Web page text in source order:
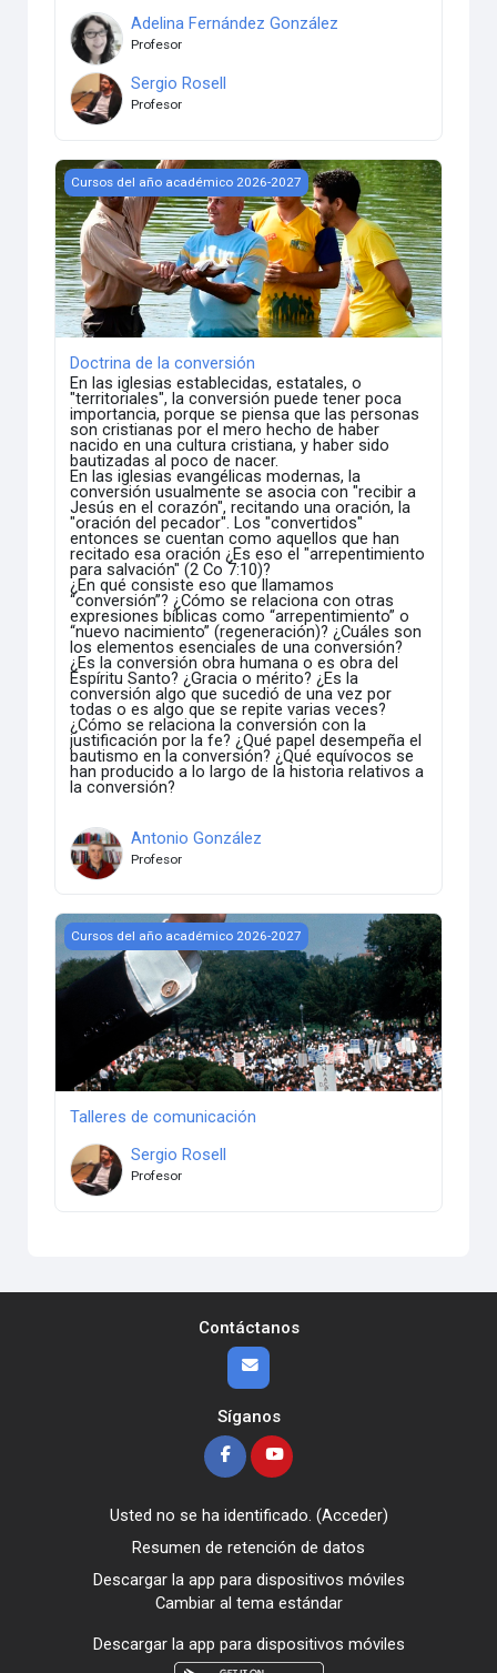
Adelina Fernández González
Profesor
Sergio Rosell
Profesor
Doctrina de la conversión
Cursos del año académico 2026-2027
Doctrina de la conversión
En las iglesias establecidas, estatales, o
"territoriales", la conversión puede tener poca
importancia, porque se piensa que las personas
son cristianas por el mero hecho de haber
nacido en una cultura cristiana, y haber sido
bautizadas al poco de nacer.
En las iglesias evangélicas modernas, la
conversión usualmente se asocia con "recibir a
Jesús en el corazón", recitando una oración, la
"oración del pecador". Los "convertidos"
entonces se cuentan como aquellos que han
recitado esa oración ¿Es eso el "arrepentimiento
para salvación" (2 Co 7:10)?
¿En qué consiste eso que llamamos
“conversión”? ¿Cómo se relaciona con otras
expresiones bíblicas como “arrepentimiento” o
“nuevo nacimiento” (regeneración)? ¿Cuáles son
los elementos esenciales de una conversión?
¿Es la conversión obra humana o es obra del
Espíritu Santo? ¿Gracia o mérito? ¿Es la
conversión algo que sucedió de una vez por
todas o es algo que se repite varias veces?
¿Cómo se relaciona la conversión con la
justificación por la fe? ¿Qué papel desempeña el
bautismo en la conversión? ¿Qué equívocos se
han producido a lo largo de la historia relativos a
la conversión?
Antonio González
Profesor
Talleres de comunicación
Cursos del año académico 2026-2027
Talleres de comunicación
Sergio Rosell
Profesor
Contáctanos
Síganos
Usted no se ha identificado. (Acceder)
Resumen de retención de datos
Descargar la app para dispositivos móviles
Cambiar al tema estándar
Descargar la app para dispositivos móviles